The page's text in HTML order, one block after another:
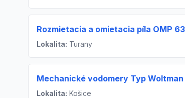
Rozmietacia a omietacia píla OMP
Lokalita: Turany
Mechanické vodomery Typ
Lokalita: Košice